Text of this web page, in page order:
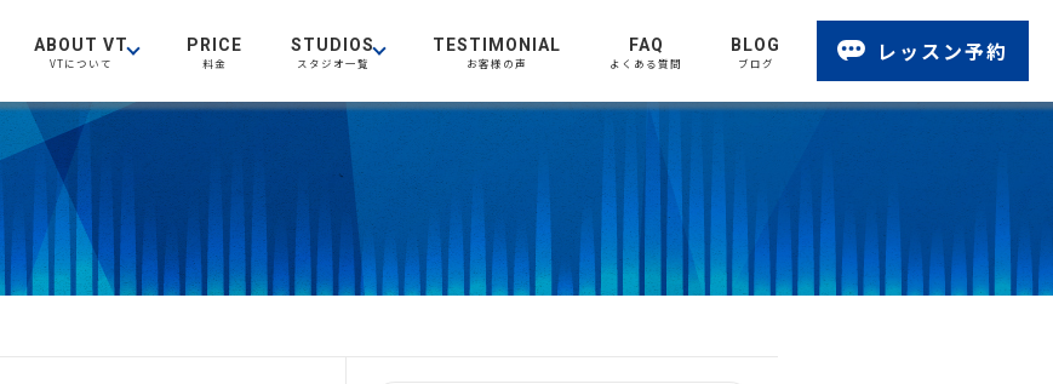
ABOUT VT
VTについて
PRICE
料金
STUDIOS
スタジオ一覧
TESTIMONIAL
お客様の声
FAQ
よくある質問
BLOG
ブログ レッスン予約